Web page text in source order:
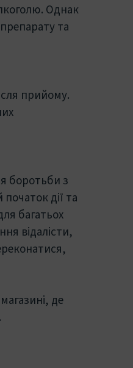
Однак
та
прийому.
боротьби з
дії та
багатьох
відалісти,
де